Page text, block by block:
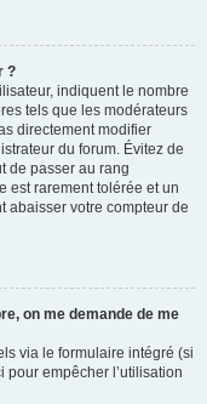
?
indiquent le nombre
tels que les modérateurs
directement modifier
du forum. Évitez de
de passer au rang
est rarement tolérée et un
abaisser votre compteur de
on me demande de me
via le formulaire intégré (si
pour empêcher l’utilisation